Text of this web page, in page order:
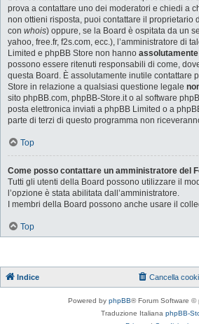
prova a contattare uno dei moderatori e chiedi a
non ottieni risposta, puoi contattare il proprietario
con whois) oppure, se la Board è ospitata da un
yahoo, free.fr, f2s.com, ecc.), l’amministratore di
Limited e phpBB Store non hanno
possono essere ritenuti responsabili di come,
questa Board. È assolutamente inutile contattare
Store in relazione a qualsiasi questione legale
sito phpBB.com, phpBB-Store.it o al software
posta elettronica inviati a phpBB Limited o a
parte di terzi di questo programma non
Top
Come posso contattare un amministratore del
Tutti gli utenti della Board possono utilizzare il
l’opzione è stata abilitata dall’amministratore.
I membri della Board possono anche usare il
Top
Indice Cancella
Powered by phpBB® Forum Software ©
Traduzione Italiana phpBB-